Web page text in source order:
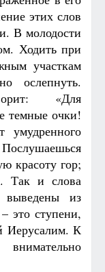
этих слов
В молодости
Ходить при
участкам
ослепнуть.
«Для
темные очки!
красоту гор;
Так и слова
выведены из
это ступени,
Иерусалим. К